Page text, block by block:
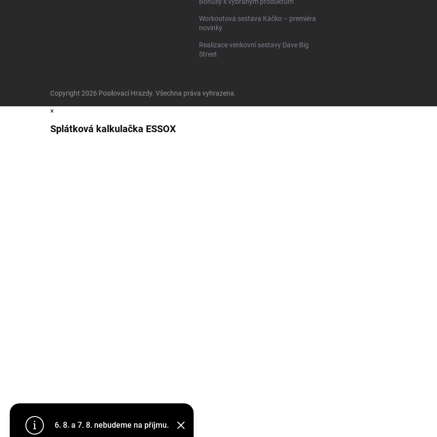
6. 8. a 7. 8. nebudeme na příjmu.
Workoutová sestava Káčko – premiéra
novinky
Realizace venkovní sestavy Dave Big
Street
Copyright 2026 Posilovací Hrazdy. Všechna práva vyhrazena.
×
Splátková kalkulačka ESSOX